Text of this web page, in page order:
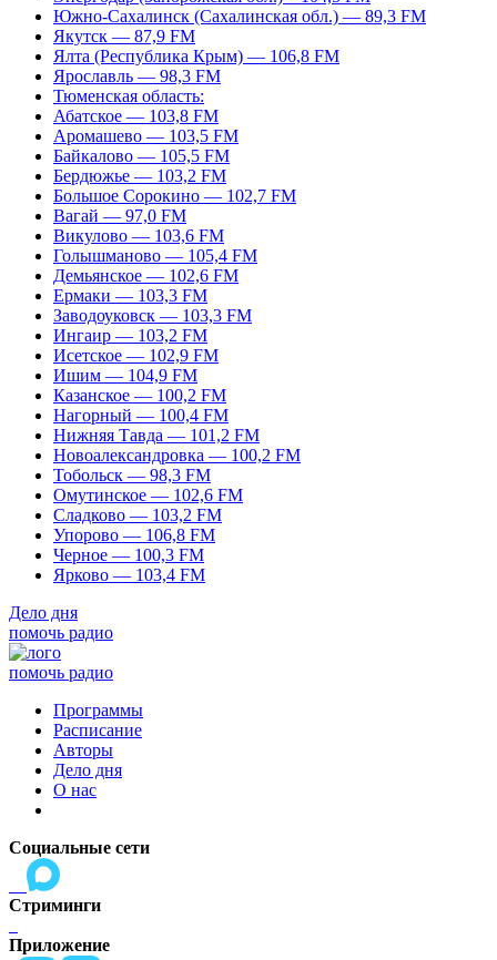
Южно-Сахалинск (Сахалинская обл.) — 89,3 FM
Якутск — 87,9 FM
Ялта (Республика Крым) — 106,8 FM
Ярославль — 98,3 FM
Тюменская область:
Абатское — 103,8 FM
Аромашево — 103,5 FM
Байкалово — 105,5 FM
Бердюжье — 103,2 FM
Большое Сорокино — 102,7 FM
Вагай — 97,0 FM
Викулово — 103,6 FM
Голышманово — 105,4 FM
Демьянское — 102,6 FM
Ермаки — 103,3 FM
Заводоуковск — 103,3 FM
Ингаир — 103,2 FM
Исетское — 102,9 FM
Ишим — 104,9 FM
Казанское — 100,2 FM
Нагорный — 100,4 FM
Нижняя Тавда — 101,2 FM
Новоалександровка — 100,2 FM
Тобольск — 98,3 FM
Омутинское — 102,6 FM
Сладково — 103,2 FM
Упорово — 106,8 FM
Черное — 100,3 FM
Ярково — 103,4 FM
Дело дня
помочь радио
помочь радио
Программы
Расписание
Авторы
Дело дня
О нас
Социальные сети
Стриминги
Приложение